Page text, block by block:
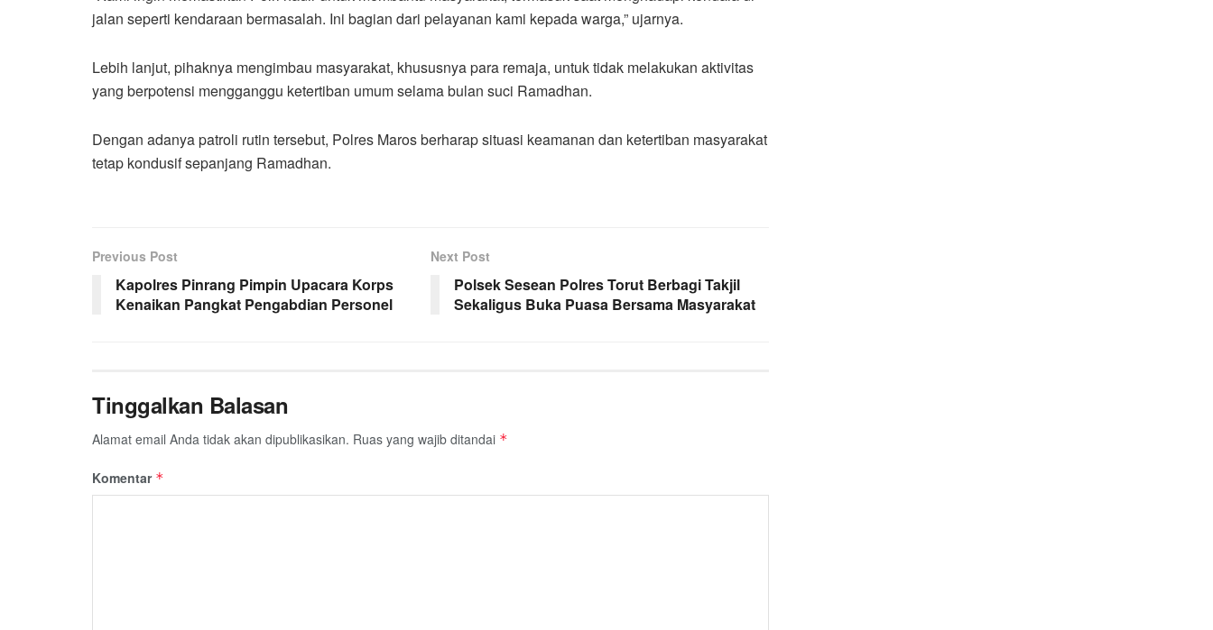
jalan seperti kendaraan bermasalah. Ini bagian dari pelayanan kami kepada warga,” ujarnya.
Lebih lanjut, pihaknya mengimbau masyarakat, khususnya para remaja, untuk tidak melakukan aktivitas
yang berpotensi mengganggu ketertiban umum selama bulan suci Ramadhan.
Dengan adanya patroli rutin tersebut, Polres Maros berharap situasi keamanan dan ketertiban masyarakat
tetap kondusif sepanjang Ramadhan.
Previous Post
‎Kapolres Pinrang Pimpin Upacara Korps
Kenaikan Pangkat Pengabdian Personel
Next Post
Polsek Sesean Polres Torut Berbagi Takjil
Sekaligus Buka Puasa Bersama Masyarakat
Tinggalkan Balasan
Alamat email Anda tidak akan dipublikasikan. Ruas yang wajib ditandai *
Komentar *